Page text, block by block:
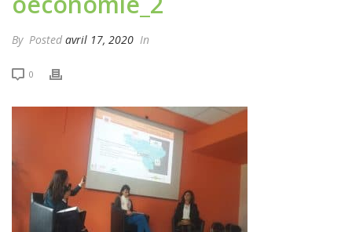
By Posted avril 17, 2020 In
0